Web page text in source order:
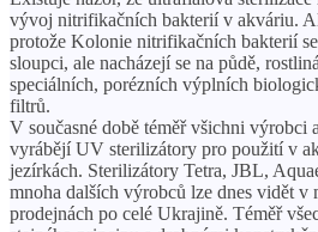
vývoj nitrifikačních bakterií v akváriu.
protože Kolonie nitrifikačních bakterií
sloupci, ale nacházejí se na půdě,
speciálních, porézních výplních
filtrů.
V současné době téměř všichni výrobci
vyrábějí UV sterilizátory pro použití v
jezírkách. Sterilizátory Tetra, JBL,
mnoha dalších výrobců lze dnes vidět v
prodejnách po celé Ukrajině. Téměř